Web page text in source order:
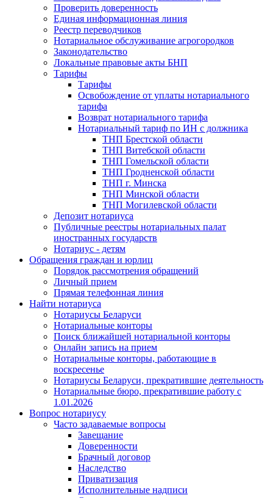
Проверить доверенность
Единая информационная линия
Реестр переводчиков
Нотариальное обслуживание агрогородков
Законодательство
Локальные правовые акты БНП
Тарифы
Тарифы
Освобождение от уплаты нотариального
тарифа
Возврат нотариального тарифа
Нотариальный тариф по ИН с должника
ТНП Брестской области
ТНП Витебской области
ТНП Гомельской области
ТНП Гродненской области
ТНП г. Минска
ТНП Минской области
ТНП Могилевской области
Депозит нотариуса
Публичные реестры нотариальных палат
иностранных государств
Нотариус - детям
Обращения граждан и юрлиц
Порядок рассмотрения обращений
Личный прием
Прямая телефонная линия
Найти нотариуса
Нотариусы Беларуси
Нотариальные конторы
Поиск ближайшей нотариальной конторы
Онлайн запись на прием
Нотариальные конторы, работающие в
воскресенье
Нотариусы Беларуси, прекратившие деятельность
Нотариальные бюро, прекратившие работу с
1.01.2026
Вопрос нотариусу
Часто задаваемые вопросы
Завещание
Доверенности
Брачный договор
Наследство
Приватизация
Исполнительные надписи